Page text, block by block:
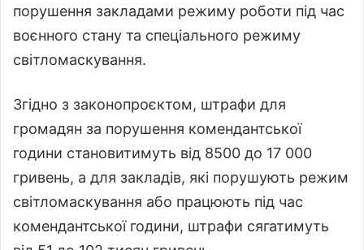
порушення закладами режиму роботи під час
воєнного стану та спеціального режиму
світломаскування.
Згідно з законопроєктом, штрафи для
громадян за порушення комендантської
години становитимуть від 8500 до 17 000
гривень, а для закладів, які порушують режим
світломаскування або працюють під час
комендантської години, штрафи сягатимуть